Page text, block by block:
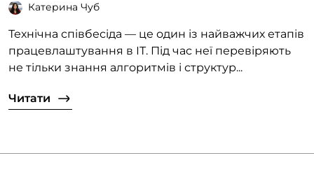
Катерина Чуб
Технічна співбесіда — це один із найважчих етапів
працевлаштування в ІТ. Під час неї перевіряють
не тільки знання алгоритмів і структур...
Читати